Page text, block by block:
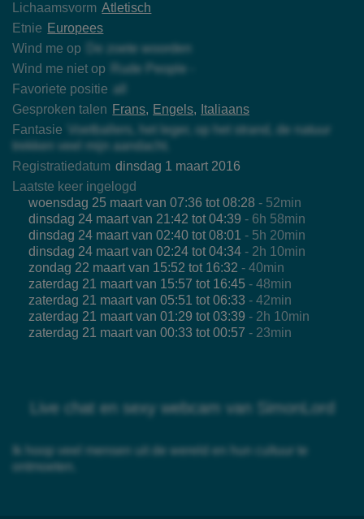
Lichaamsvorm Atletisch
Etnie Europees
Wind me op
De zoete woorden
Wind me niet op
Rude People -
Favoriete positie all
Gesproken talen Frans Engels
Italiaans
Fantasie
Voetballers, het leger, op het strand, de natuur
trekken veel mijn aandacht.
Registratiedatum dinsdag 1 maart 2016
Laatste keer ingelogd
woensdag 25 maart van 07:36 tot 08:28 - 52min
dinsdag 24 maart van 21:42 tot 04:39 - 6h 58min
dinsdag 24 maart van 02:40 tot 08:01 - 5h 20min
dinsdag 24 maart van 02:24 tot 04:34 - 2h 10min
zondag 22 maart van 15:52 tot 16:32 - 40min
zaterdag 21 maart van 15:57 tot 16:45 - 48min
zaterdag 21 maart van 05:51 tot 06:33 - 42min
zaterdag 21 maart van 01:29 tot 03:39 - 2h 10min
zaterdag 21 maart van 00:33 tot 00:57 - 23min
Live chat en sexy webcam van SimonLord
Ik hoop veel mensen uit de wereld en hun cultuur te
ontmoeten.